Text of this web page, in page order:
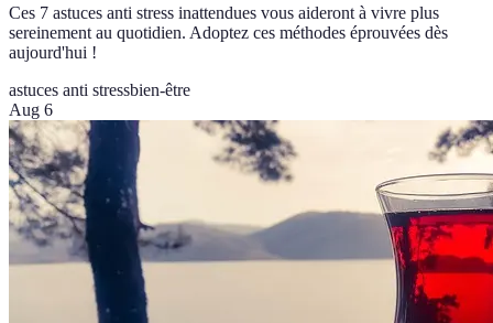
Ces 7 astuces anti stress inattendues vous aideront à vivre plus
sereinement au quotidien. Adoptez ces méthodes éprouvées dès
aujourd'hui !
astuces anti stressbien-être
Aug 6